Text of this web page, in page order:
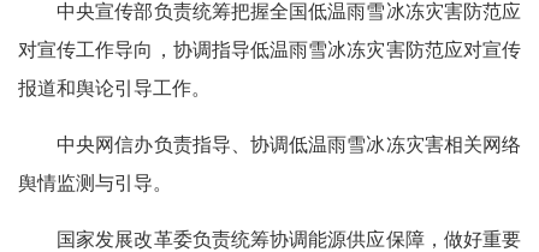
中央宣传部负责统筹把握全国低温雨雪冰冻灾害防范应
对宣传工作导向，协调指导低温雨雪冰冻灾害防范应对宣传
报道和舆论引导工作。
中央网信办负责指导、协调低温雨雪冰冻灾害相关网络
舆情监测与引导。
国家发展改革委负责统筹协调能源供应保障，做好重要